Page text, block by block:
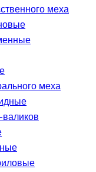
меха
меха